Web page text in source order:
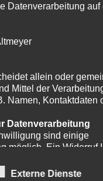
von ThemeZee.
Datenverarbeitung auf
allein oder
Mittel der
Namen, Kontaktdaten
Datenverarbeitung
sind einige
möglich. Ein Widerruf
per E-Mail. Die
Externe Dienste